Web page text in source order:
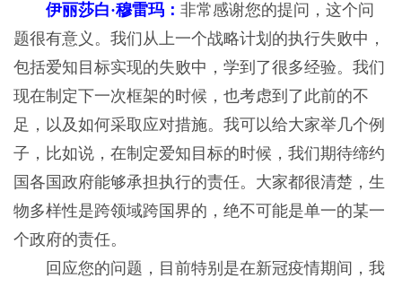
伊丽莎白·穆雷玛： 非常感谢您的提问，这个问
题很有意义。我们从上一个战略计划的执行失败中，
包括爱知目标实现的失败中，学到了很多经验。我们
现在制定下一次框架的时候，也考虑到了此前的不
足，以及如何采取应对措施。我可以给大家举几个例
子，比如说，在制定爱知目标的时候，我们期待缔约
国各国政府能够承担执行的责任。大家都很清楚，生
物多样性是跨领域跨国界的，绝不可能是单一的某一
个政府的责任。
回应您的问题，目前特别是在新冠疫情期间，我